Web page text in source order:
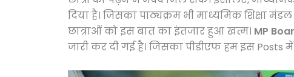
दिया है। जिसका पाठ्यक्रम भी माध्यमिक शिक्षा
छात्राओं को इस बात का इंतजार हुआ खत्म। MP
जारी कर दी गई है। जिसका पीडीएफ हम इस Posts